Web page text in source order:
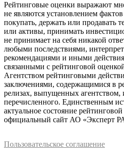
Рейтинговые оценки выражают
не являются установлением
покупать, держать или продавать
или активы, принимать
не принимает на себя никакой
любыми последствиями,
рекомендациями и иными
связанными с рейтинговой
Агентством рейтинговыми
заключениями, содержащимися в
релизах, выпущенных агентством,
перечисленного. Единственным
актуальное состояние
официальный сайт АО «Эксперт
Пользовательское соглашение